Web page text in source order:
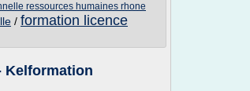
ressources humaines rhone
/ formation licence
Kelformation